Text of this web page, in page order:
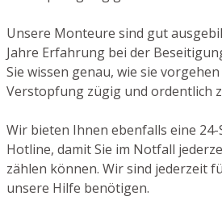
Unsere Monteure sind gut
Jahre Erfahrung bei der
Sie wissen genau, wie sie
Verstopfung zügig und ordentlich
Wir bieten Ihnen ebenfalls eine
Hotline, damit Sie im Notfall
zählen können. Wir sind jederzeit
unsere Hilfe benötigen.